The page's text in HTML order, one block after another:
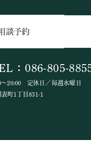
談予約
：086-805-
20:00 定休日／毎週水曜日
町1丁目831-1